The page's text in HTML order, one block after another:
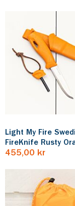
Light My Fire
FireKnife Rusty
455,00 kr